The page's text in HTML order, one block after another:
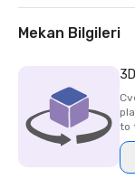
The Best Bars in
Michelin Guide,
2023)
HSMAI Adrian
Northstar
Mekan Bilgileri
to